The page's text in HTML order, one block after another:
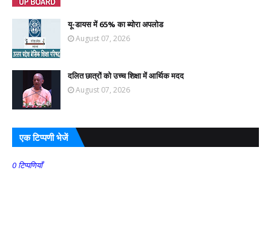
यू-डायस में 65% का ब्योरा अपलोड
August 07, 2026
दलित छात्रों को उच्च शिक्षा में आर्थिक मदद
August 07, 2026
एक टिप्पणी भेजें
0 टिप्पणियाँ